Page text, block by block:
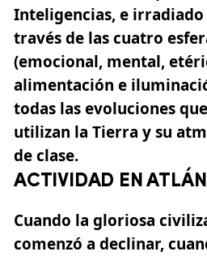
Inteligencias, e irradiado
través de las cuatro
(emocional, mental,
alimentación e
todas las evoluciones
utilizan la Tierra y su
de clase.
ACTIVIDAD EN
Cuando la gloriosa
comenzó a declinar,